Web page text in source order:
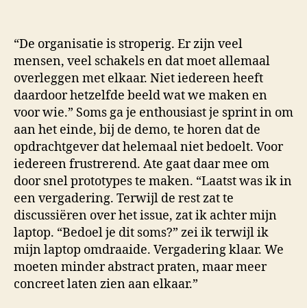
“De organisatie is stroperig. Er zijn veel
mensen, veel schakels en dat moet allemaal
overleggen met elkaar. Niet iedereen heeft
daardoor hetzelfde beeld wat we maken en
voor wie.” Soms ga je enthousiast je sprint in om
aan het einde, bij de demo, te horen dat de
opdrachtgever dat helemaal niet bedoelt. Voor
iedereen frustrerend. Ate gaat daar mee om
door snel prototypes te maken. “Laatst was ik in
een vergadering. Terwijl de rest zat te
discussiëren over het issue, zat ik achter mijn
laptop. “Bedoel je dit soms?” zei ik terwijl ik
mijn laptop omdraaide. Vergadering klaar. We
moeten minder abstract praten, maar meer
concreet laten zien aan elkaar.”